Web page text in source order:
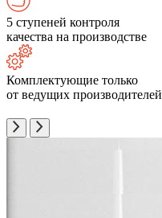
5 ступеней контроля
качества на производстве
Комплектующие только
от ведущих производителей